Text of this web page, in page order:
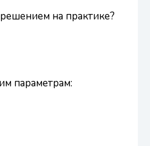
на практике?
параметрам: